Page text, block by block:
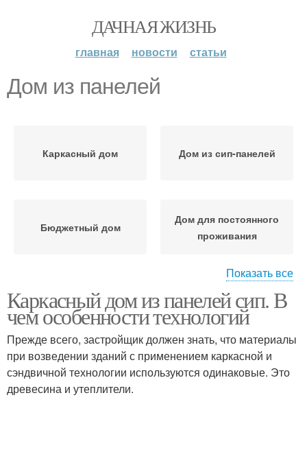
ДАЧНАЯ ЖИЗНЬ
главная новости статьи
Дом из панелей
Каркасный дом Дом из сип-панелей
Бюджетный дом
Дом для постоянного
проживания
Загородный дом
Показать все
Каркасный дом из панелей сип. В
чем особенности технологий
Прежде всего, застройщик должен знать, что материалы
при возведении зданий с применением каркасной и
сэндвичной технологии используются одинаковые. Это
древесина и утеплители.